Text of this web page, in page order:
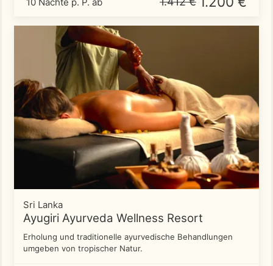
Sri Lanka
Ayugiri Ayurveda Wellness Resort
Erholung und traditionelle ayurvedische Behandlungen
umgeben von tropischer Natur.